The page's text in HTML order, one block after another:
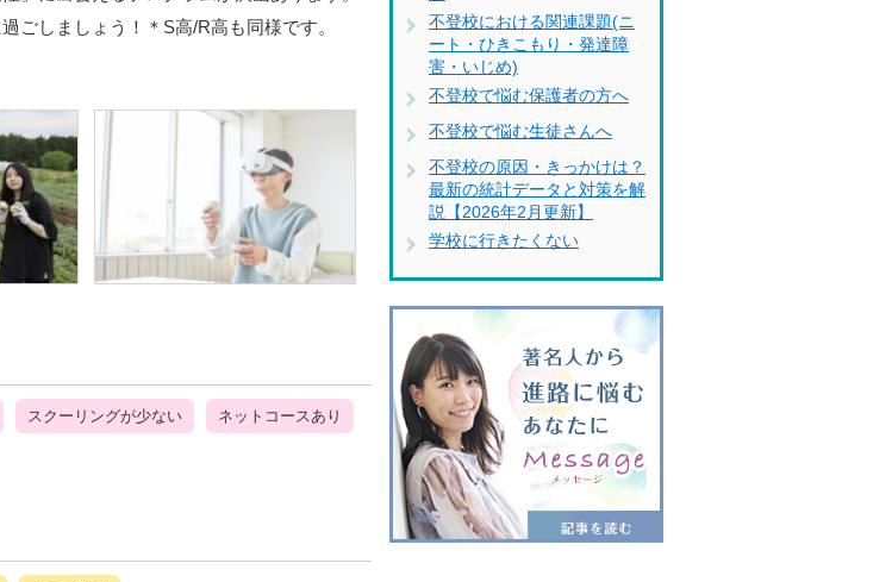
ごしましょう！＊S高/R高も同様です。
スクーリングが少ない ネットコースあり
不登校における関連課題(ニ
ート・ひきこもり・発達障
害・いじめ)
不登校で悩む保護者の方へ
不登校で悩む生徒さんへ
不登校の原因・きっかけは？
最新の統計データと対策を解
説【2026年2月更新】
学校に行きたくない